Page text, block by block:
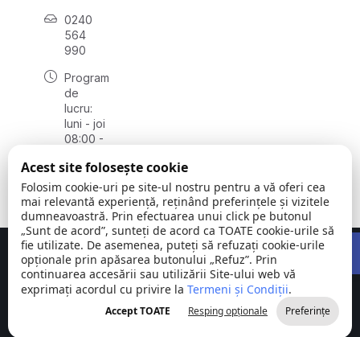
0240
564
990
Program
de
lucru:
luni - joi
08:00 -
vineri
08:00 -
14:00
Comuna
Stejaru |
județul Tulcea
©
2026
Toate
drepturile
rezervate
Concept realizat deBig Media Relații Publice SRL
Acest site folosește cookie
Folosim cookie-uri pe site-ul nostru pentru a vă oferi cea
mai relevantă experiență, reținând preferințele și vizitele
dumneavoastră. Prin efectuarea unui click pe butonul
„Sunt de acord”, sunteți de acord ca TOATE cookie-urile să
fie utilizate. De asemenea, puteți să refuzați cookie-urile
opționale prin apăsarea butonului „Refuz”. Prin
continuarea accesării sau utilizării Site-ului web vă
exprimați acordul cu privire la Termeni și Condiții.
Accept TOATE Resping opționale Preferințe